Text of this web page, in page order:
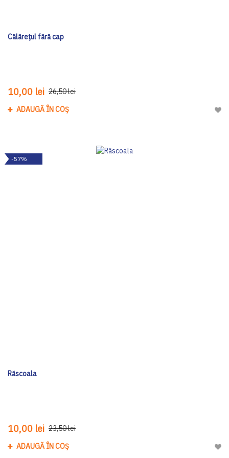
Călărețul fără cap
10,00 lei 26,50 lei
ADAUGĂ ÎN COȘ
-57%
Răscoala
10,00 lei 23,50 lei
ADAUGĂ ÎN COȘ